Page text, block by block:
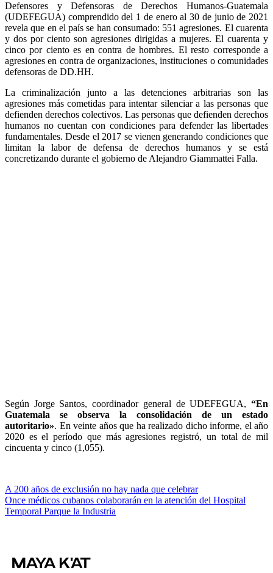
Defensores y Defensoras de Derechos Humanos-Guatemala
(UDEFEGUA) comprendido del 1 de enero al 30 de junio de 2021
revela que en el país se han consumado: 551 agresiones. El cuarenta
y dos por ciento son agresiones dirigidas a mujeres. El cuarenta y
cinco por ciento es en contra de hombres. El resto corresponde a
agresiones en contra de organizaciones, instituciones o comunidades
defensoras de DD.HH.
La criminalización junto a las detenciones arbitrarias son las
agresiones más cometidas para intentar silenciar a las personas que
defienden derechos colectivos. Las personas que defienden derechos
humanos no cuentan con condiciones para defender las libertades
fundamentales. Desde el 2017 se vienen generando condiciones que
limitan la labor de defensa de derechos humanos y se está
concretizando durante el gobierno de Alejandro Giammattei Falla.
Según Jorge Santos, coordinador general de UDEFEGUA, “En
Guatemala se observa la consolidación de un estado
autoritario». En veinte años que ha realizado dicho informe, el año
2020 es el período que más agresiones registró, un total de mil
cincuenta y cinco (1,055).
Navegación
de
A 200 años de exclusión no hay nada que celebrar
Once médicos cubanos colaborarán en la atención del Hospital
Temporal Parque la Industria